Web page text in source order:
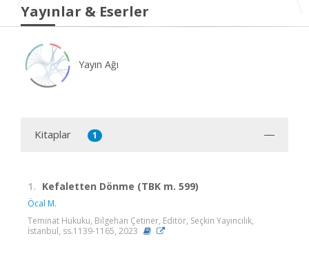
Yayınlar & Eserler
Yayın Ağı
Kitaplar 1
1. Kefaletten Dönme (TBK m. 599)
Öcal M.
Teminat Hukuku, Bilgehan Çetiner, Editör, Seçkin Yayıncılık,
İstanbul, ss.1139-1165, 2023